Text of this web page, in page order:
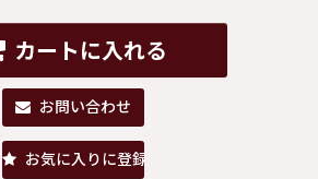
カートに入れる
お問い合わせ
お気に入りに登録